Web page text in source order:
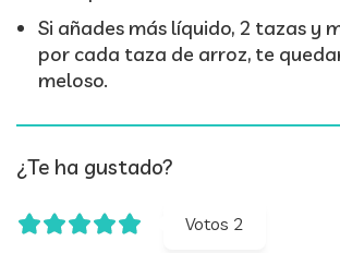
Si añades más líquido, 2 tazas y
por cada taza de arroz, te
meloso.
¿Te ha gustado?
Votos 2